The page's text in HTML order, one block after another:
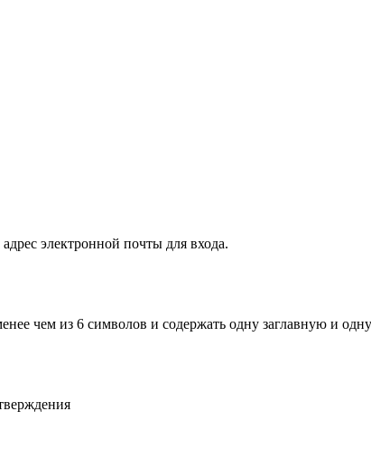
электронной почты для входа.
чем из 6 символов и содержать одну заглавную и